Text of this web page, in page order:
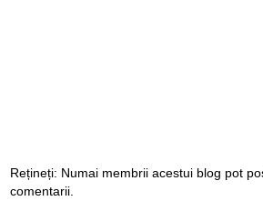
Rețineți: Numai membrii acestui blog pot
comentarii.